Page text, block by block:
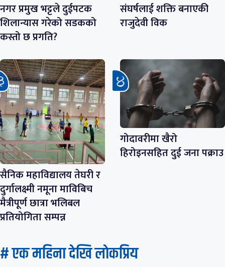
नगर प्रमुख भट्टले दुईपटक
शिलान्यास गरेको सडकको
कस्तो छ प्रगति?
संघर्षलाई शक्ति बनाएकी
राजुदेवी विक
सैनिक महाविद्यालय तेघरी र
दुर्गालक्ष्मी नमूना माविबिच
मैत्रीपूर्ण छात्रा भलिबल
प्रतियोगिता सम्पन्न
गोदावरीमा खैरो
हिरोइनसहित दुई जना पक्राउ
# एक महिना देखि लाेकप्रिय